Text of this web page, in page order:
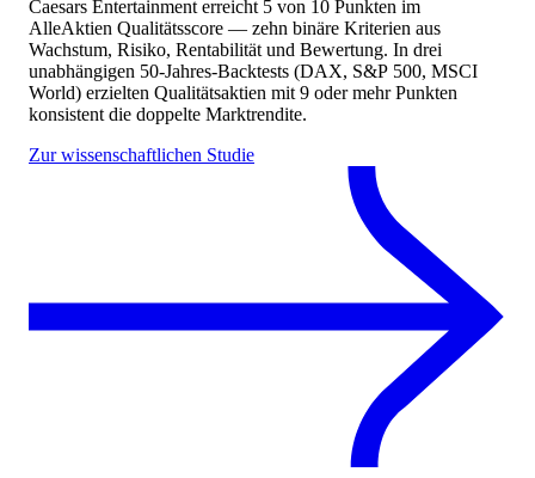
Caesars Entertainmenterreicht 5 von 10 Punkten im
AlleAktien Qualitätsscore — zehn binäre Kriterien aus
Wachstum, Risiko, Rentabilität und Bewertung. In drei
unabhängigen 50-Jahres-Backtests (DAX, S&P 500, MSCI
World) erzielten Qualitätsaktien mit 9 oder mehr Punkten
konsistent die doppelte Marktrendite.
Zur wissenschaftlichen Studie